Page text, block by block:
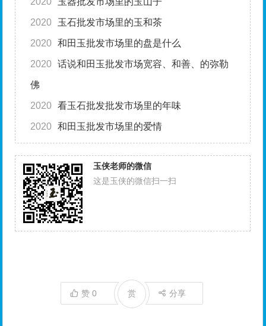
2020 玉石批发市场里的玉和茶
2020 和田玉批发市场里的盘是什么
2020 话说和田玉批发市场宽容、和善、的弥勒
佛
2020 看玉石批发批发市场里的年味
2020 和田玉批发市场里的爱情
玉侠老师的微信
这是玉侠的微信扫一扫
赞0 分享
赏